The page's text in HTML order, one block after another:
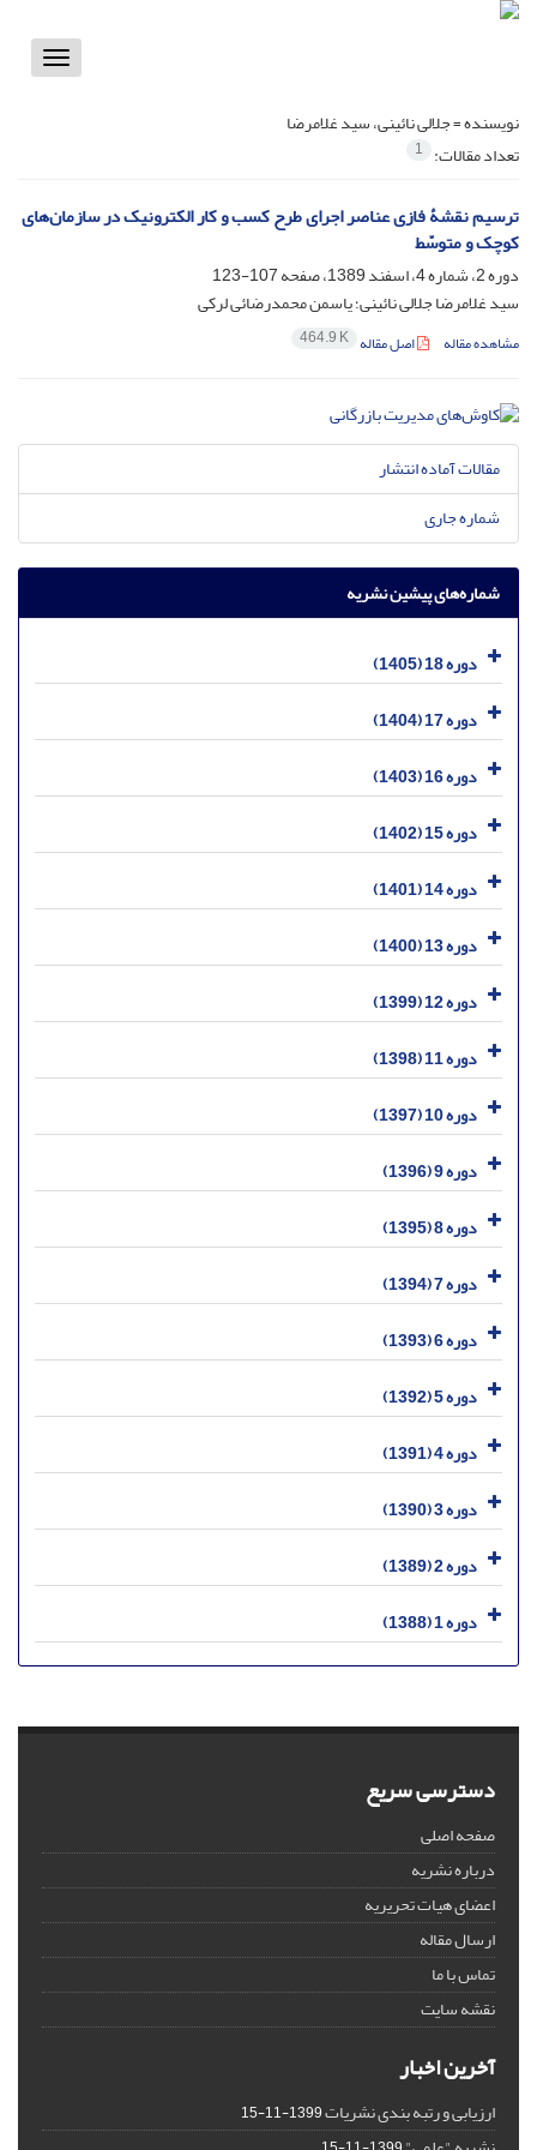
Toggle
نویسنده =جلالی نائینی، سید غلامرضا
تعداد مقالات: 1
ترسیم نقشۀ فازی عناصر اجرای طرح کسب و کار الکترونیک در سازمان‌های
کوچک و متوسّط
دوره 2، شماره 4، اسفند 1389، صفحه
107-123
سید غلامرضا جلالی نائینی؛ یاسمن محمدرضائی لرکی
مشاهده مقاله اصل مقاله 464.9 K
مقالات آماده انتشار
شماره جاری
شماره‌های پیشین نشریه
دوره 18 (1405)
دوره 17 (1404)
دوره 16 (1403)
دوره 15 (1402)
دوره 14 (1401)
دوره 13 (1400)
دوره 12 (1399)
دوره 11 (1398)
دوره 10 (1397)
دوره 9 (1396)
دوره 8 (1395)
دوره 7 (1394)
دوره 6 (1393)
دوره 5 (1392)
دوره 4 (1391)
دوره 3 (1390)
دوره 2 (1389)
دوره 1 (1388)
دسترسی سریع
صفحه اصلی
درباره نشریه
اعضای هیات تحریریه
ارسال مقاله
تماس با ما
نقشه سایت
آخرین اخبار
ارزیابی و رتبه بندی نشریات1399-11-15